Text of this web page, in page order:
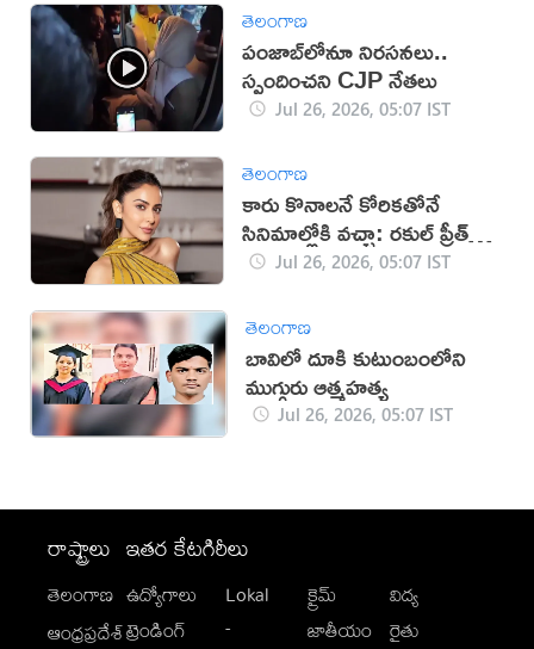
తెలంగాణ
పంజాబ్‌లోనూ నిరసనలు..
స్పందించని CJP నేతలు
Jul 26, 2026, 05:07 IST
తెలంగాణ
కారు కొనాలనే కోరికతోనే
సినిమాల్లోకి వచ్చా: రకుల్ ప్రీత్
సింగ్Jul 26, 2026, 05:07 IST
తెలంగాణ
బావిలో దూకి కుటుంబంలోని
ముగ్గురు ఆత్మహత్య
Jul 26, 2026, 05:07 IST
రాష్ట్రాలు
తెలంగాణ
ఆంధ్రప్రదేశ్
ఇతర కేటగిరీలు
ఉద్యోగాలు
ట్రెండింగ్
Lokal
-
క్రైమ్
జాతీయం
విద్య
రైతు